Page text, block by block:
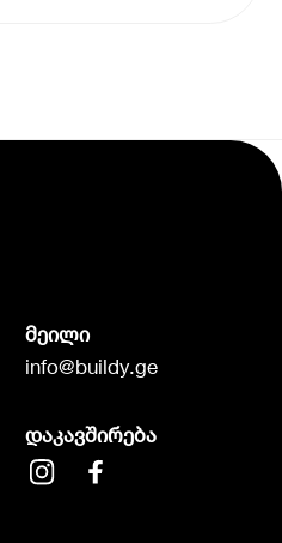
მეილი
info@buildy.ge
დაკავშირება